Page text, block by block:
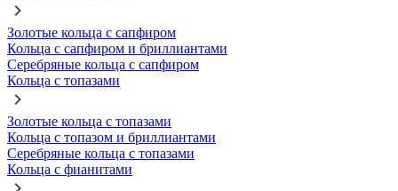
Золотые кольца с сапфиром
Кольца с сапфиром и бриллиантами
Серебряные кольца с сапфиром
Кольца с топазами
Золотые кольца с топазами
Кольца с топазом и бриллиантами
Серебряные кольца с топазами
Кольца с фианитами